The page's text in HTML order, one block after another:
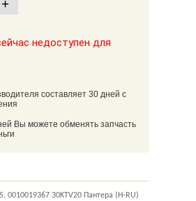
+
недоступен для
составляет 30 дней с
Вы можете обменять запчасть
0010019367 30KTV20 Пантера (H-RU)